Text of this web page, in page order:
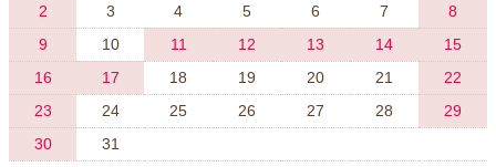
2
3 4 5 6 7
8
9
10 11 12 13 14
15
16
17 18 19 20 21
22
23
24 25 26 27 28
29
30
31